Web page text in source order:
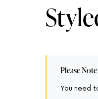
Please Note
You need